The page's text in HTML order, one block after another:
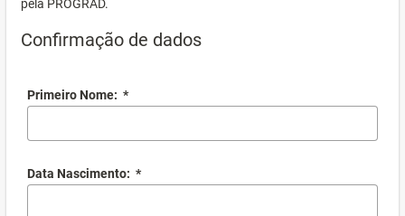
pela PROGRAD.
Confirmação de dados
Primeiro Nome: *
Data Nascimento: *